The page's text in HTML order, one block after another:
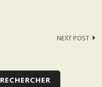
NEXT POST
RECHERCHER